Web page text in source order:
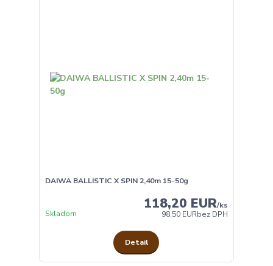
DAIWA BALLISTIC X SPIN 2,40m 15-50g
118,20 EUR/ks
98,50 EURbez DPH
Skladom
Detail